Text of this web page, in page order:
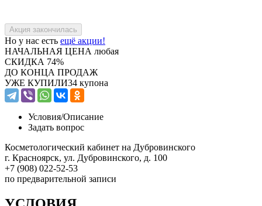
Но у нас есть ещё акции!
НАЧАЛЬНАЯ ЦЕНА любая
СКИДКА 74%
ДО КОНЦА ПРОДАЖ
УЖЕ КУПИЛИ34 купона
Условия/Описание
Задать вопрос
Косметологический кабинет на Дубровинского
г. Красноярск, ул. Дубровинского, д. 100
+7 (908) 022-52-53
по предварительной записи